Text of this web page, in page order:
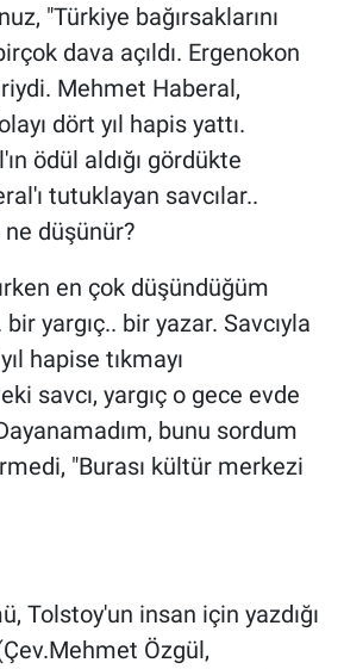
"Türkiye bağırsaklarını
dava açıldı. Ergenokon
Mehmet Haberal,
dört yıl hapis yattı.
ödül aldığı gördükte
tutuklayan savcılar..
ne düşünür?
en çok düşündüğüm
yargıç.. bir yazar. Savcıyla
hapise tıkmayı
savcı, yargıç o gece evde
bunu sordum
"Burası kültür merkezi
Tolstoy'un insan için yazdığı
Özgül,